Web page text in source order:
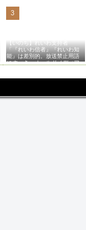
【いのち】れいわ支持者
「『れいわ信者』『れいわ知
能』は差別的。放送禁止用語
にすべき。オールドメディア